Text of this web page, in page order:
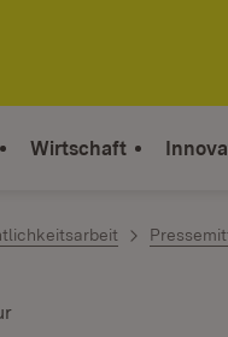
Wirtschaft